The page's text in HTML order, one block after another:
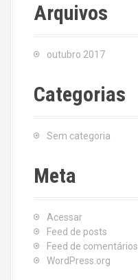
Arquivos
outubro 2017
Categorias
Sem categoria
Meta
Acessar
Feed de posts
Feed de comentários
WordPress.org